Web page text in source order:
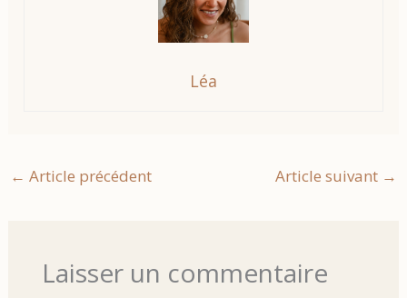
Léa
← Article précédent Article suivant →
Laisser un commentaire